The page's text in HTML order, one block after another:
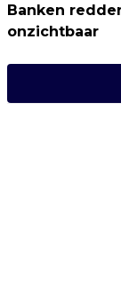
Banken
onzichtbaar